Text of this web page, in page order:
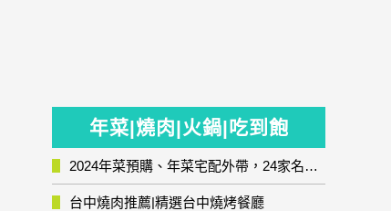
年菜|燒肉|火鍋|吃到飽
2024年菜預購、年菜宅配外帶，24家名店年菜推薦整理，圍爐輕鬆上菜團圓趣
台中燒肉推薦|精選台中燒烤餐廳